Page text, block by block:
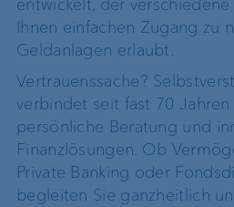
entwickelt, der
Ihnen einfachen Zugang zu
Geldanlagen erlaubt.
Vertrauenssache?
verbindet seit fast 70
persönliche Beratung und
Finanzlösungen. Ob
Private Banking oder
begleiten Sie ganzheitlich